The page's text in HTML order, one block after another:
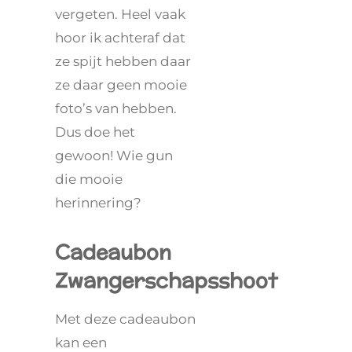
vergeten. Heel vaak
hoor ik achteraf dat
ze spijt hebben daar
ze daar geen mooie
foto’s van hebben.
Dus doe het
gewoon! Wie gun
die mooie
herinnering?
Cadeaubon
Zwangerschapsshoot
Met deze cadeaubon
kan een